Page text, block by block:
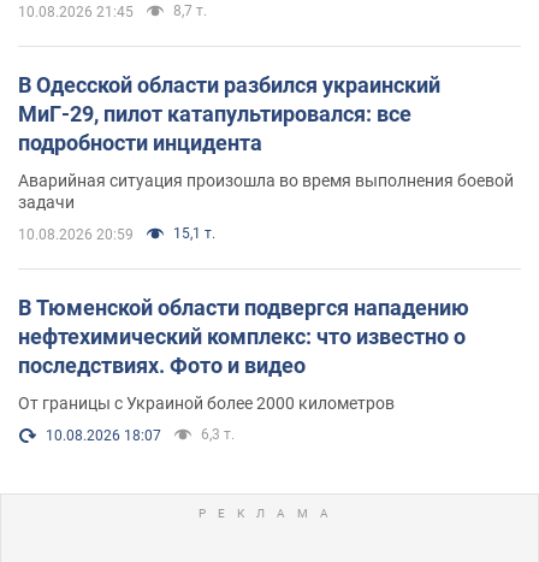
10.08.2026 21:45 8,7 т.
В Одесской области разбился украинский
МиГ-29, пилот катапультировался: все
подробности инцидента
Аварийная ситуация произошла во время выполнения боевой
задачи
10.08.2026 20:59 15,1 т.
В Тюменской области подвергся нападению
нефтехимический комплекс: что известно о
последствиях. Фото и видео
От границы с Украиной более 2000 километров
10.08.2026 18:07 6,3 т.